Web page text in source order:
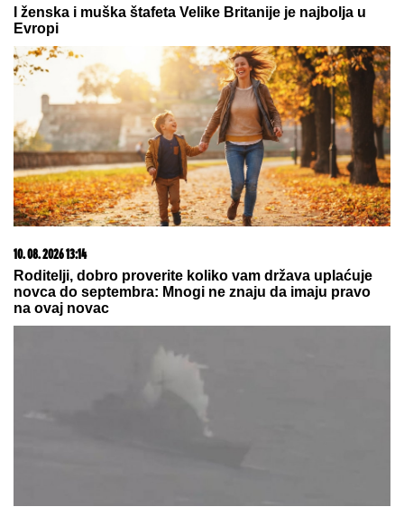
10. 08. 2026 08:02
Penzioner sakuplja ono što svi bacaju i svakog
vikenda zaradi do 80 evra
„Mama, vaspitačica me tuče, šamara i baca“: Emotivna
ispovest majke o vrtićkom nasilju za portal Mame